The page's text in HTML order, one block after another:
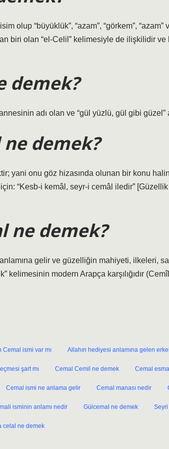
olup “büyüklük”, “azam”, “görkem”, “azam”
biri olan “el-Celil” kelimesiyle de ilişkilidir
demek?
adı olan ve “gül yüzlü, gül gibi
demek?
yani onu göz hizasında olunan bir konu
“Kesb-i kemâl, seyr-i cemâl iledir” [Güzellik
ne demek?
anlamına gelir ve güzelliğin mahiyeti, ilkeleri,
kelimesinin modern Arapça karşılığıdır
Cemal ismi var mı Allahın hediyesi anlamına gelen
şart mı Cemal Cemil ne demek Cemal
Cemal ismi ne anlama gelir Cemal manası nedir
isminin anlamı nedir Gülcemal ne demek
celal ne demek